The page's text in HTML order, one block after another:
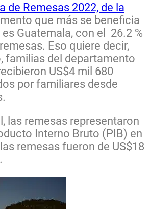
de Remesas 2022, de la
que más se beneficia
Guatemala, con el 26.2 %
Eso quiere decir,
familias del departamento
US$4 mil 680
por familiares desde
las remesas representaron
Interno Bruto (PIB) en
remesas fueron de US$18